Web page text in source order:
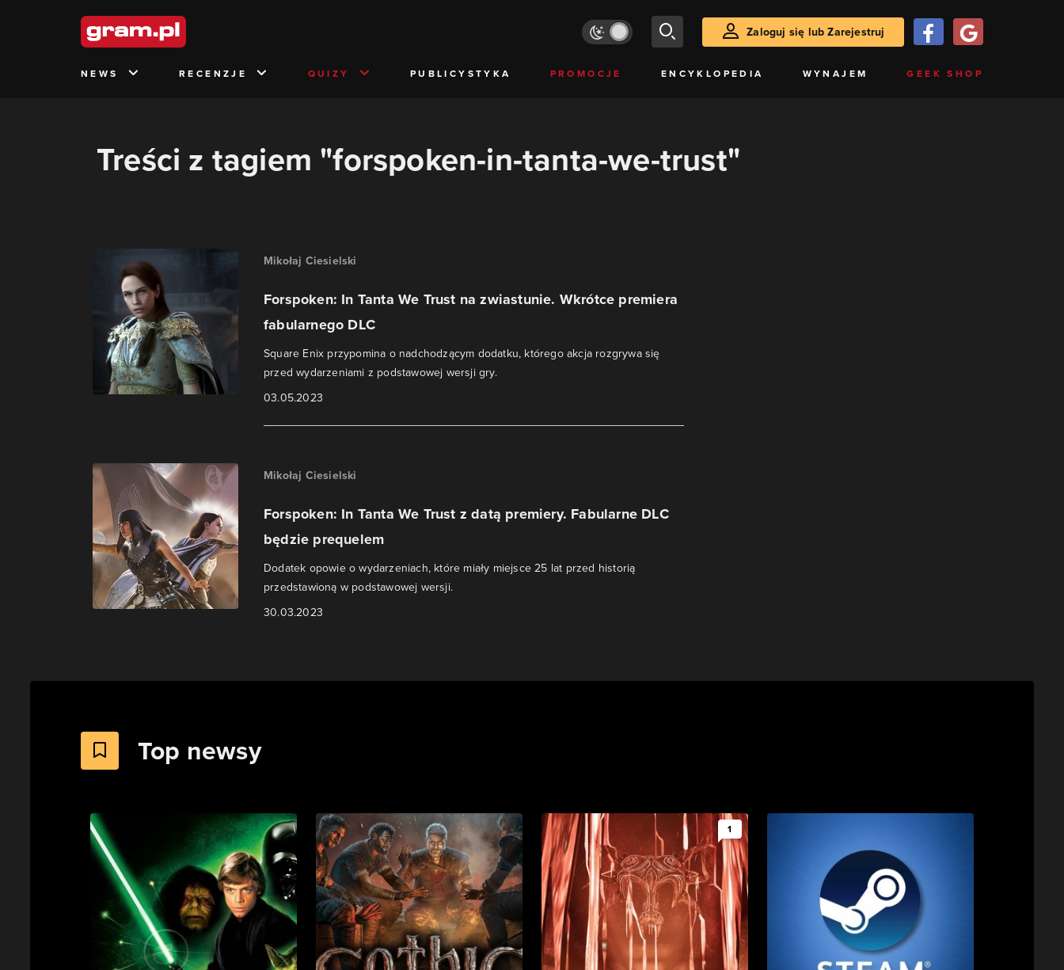
Zaloguj się lub Zarejestruj
NEWS RECENZJE QUIZY PUBLICYSTYKA PROMOCJE ENCYKLOPEDIA WYNAJEM GEEK SHOP
Treści z tagiem "forspoken-in-tanta-we-trust"
Mikołaj Ciesielski
Forspoken: In Tanta We Trust na zwiastunie. Wkrótce premiera
fabularnego DLC
Square Enix przypomina o nadchodzącym dodatku, którego akcja rozgrywa się
przed wydarzeniami z podstawowej wersji gry.
03.05.2023
Mikołaj Ciesielski
Forspoken: In Tanta We Trust z datą premiery. Fabularne DLC
będzie prequelem
Dodatek opowie o wydarzeniach, które miały miejsce 25 lat przed historią
przedstawioną w podstawowej wersji.
30.03.2023
Top newsy
1